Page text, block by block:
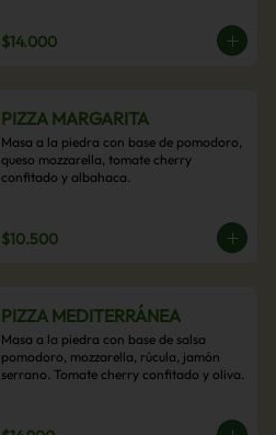
$14.000
PIZZA MARGARITA
Masa a la piedra con base de pomodoro,
queso mozzarella, tomate cherry
confitado y albahaca.
$10.500
PIZZA MEDITERRÁNEA
Masa a la piedra con base de salsa
pomodoro, mozzarella, rúcula, jamón
serrano. Tomate cherry confitado y oliva.